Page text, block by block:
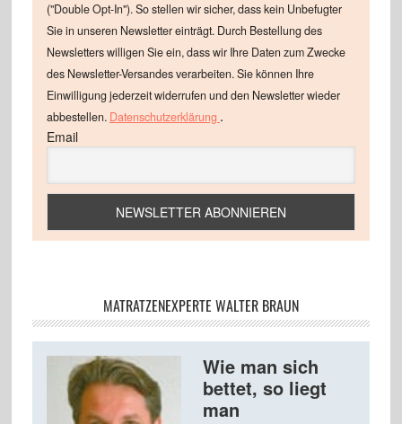
("Double Opt-In"). So stellen wir sicher, dass kein Unbefugter
Sie in unseren Newsletter einträgt. Durch Bestellung des
Newsletters willigen Sie ein, dass wir Ihre Daten zum Zwecke
des Newsletter-Versandes verarbeiten. Sie können Ihre
Einwilligung jederzeit widerrufen und den Newsletter wieder
abbestellen. Datenschutzerklärung .
Email
MATRATZENEXPERTE WALTER BRAUN
Wie man sich
bettet, so liegt
man